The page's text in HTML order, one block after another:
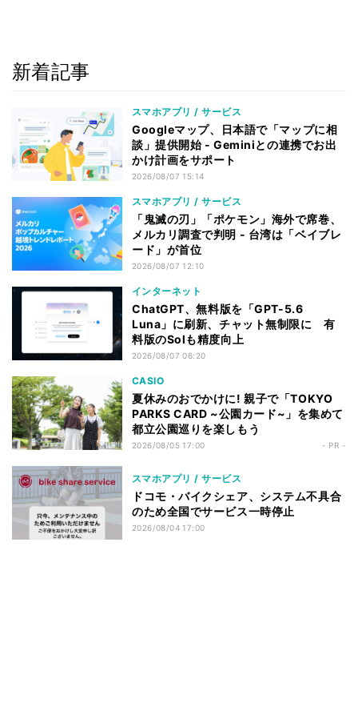
新着記事
スマホアプリ / サービス
Googleマップ、日本語で「マップに相
談」提供開始 - Geminiとの連携でお出
かけ計画をサポート
2026/08/07 15:14
スマホアプリ / サービス
「鬼滅の刃」「ポケモン」海外で席巻、
メルカリ調査で判明 - 台湾は「ベイブレ
ード」が首位
2026/08/07 12:10
インターネット
ChatGPT、無料版を「GPT-5.6
Luna」に刷新、チャット無制限に 有
料版のSolも精度向上
2026/08/07 06:20
CASIO
夏休みのおでかけに! 親子で「TOKYO
PARKS CARD ~公園カード~」を集めて
都立公園巡りを楽しもう
2026/08/05 17:00 - PR -
スマホアプリ / サービス
ドコモ・バイクシェア、システム不具合
のため全国でサービス一時停止
2026/08/04 17:00